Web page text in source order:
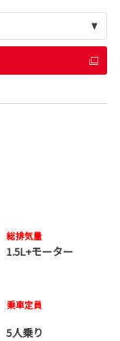
総排気量
1.5L+モーター
乗車定員
5人乗り